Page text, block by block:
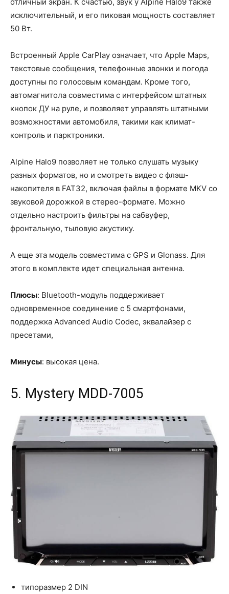
исключительный, и его пиковая мощность составляет
50 Вт.
Встроенный Apple CarPlay означает, что Apple Maps,
текстовые сообщения, телефонные звонки и погода
доступны по голосовым командам. Кроме того,
автомагнитола совместима с интерфейсом штатных
кнопок ДУ на руле, и позволяет управлять штатными
возможностями автомобиля, такими как климат-
контроль и парктроники.
Alpine Halo9 позволяет не только слушать музыку
разных форматов, но и смотреть видео с флэш-
накопителя в FAT32, включая файлы в формате MKV со
звуковой дорожкой в стерео-формате. Можно
отдельно настроить фильтры на сабвуфер,
фронтальную, тыловую акустику.
А еще эта модель совместима с GPS и Glonass. Для
этого в комплекте идет специальная антенна.
Плюсы: Bluetooth-модуль поддерживает
одновременное соединение с 5 смартфонами,
поддержка Advanced Audio Codec, эквалайзер с
пресетами,
Минусы: высокая цена.
5. Mystery MDD-7005
типоразмер 2 DIN